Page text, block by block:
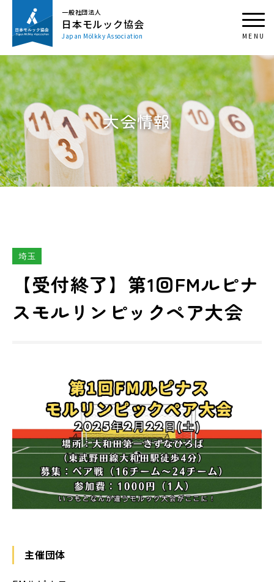
一般社団法人
日本モルック協会
Japan Mölkky Association
大会情報
埼玉
【受付終了】第1回FMルピナ
スモルリンピックペア大会
主催団体